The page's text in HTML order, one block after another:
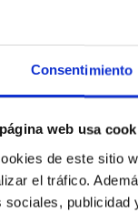
Consentimiento
web usa
de este sitio
el tráfico.
sociales, publicidad